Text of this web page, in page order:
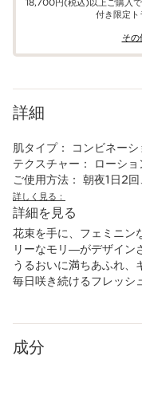
付き限定ト
そ
詳細
肌タイプ：
コンビネー
テクスチャー：
ローショ
ご使用方法： 朝夜1日2回
詳しく見る：
詳細を見る
花束を手に、フェミニン
リーなモリ―がデザイン
うるおいに満ちあふれ、
毎日咲き続けるフレッシ
成分